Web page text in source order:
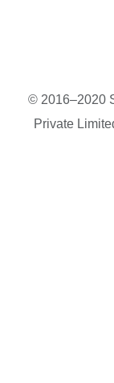
© 2016–2020
Private